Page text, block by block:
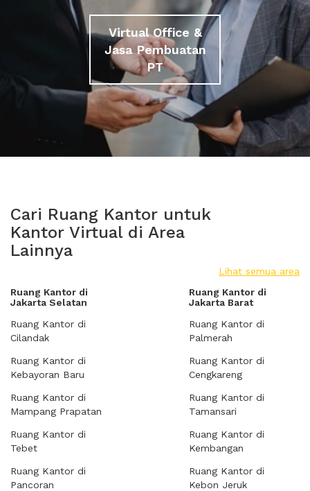
Virtual Office &
Jasa Pembuatan
PT
Cari Ruang Kantor untuk
Kantor Virtual di Area
Lainnya
Lihat semua area
Ruang Kantor di
Jakarta Selatan
Ruang Kantor di
Cilandak
Ruang Kantor di
Kebayoran Baru
Ruang Kantor di
Mampang Prapatan
Ruang Kantor di
Tebet
Ruang Kantor di
Pancoran
Ruang Kantor di
Jakarta Barat
Ruang Kantor di
Palmerah
Ruang Kantor di
Cengkareng
Ruang Kantor di
Tamansari
Ruang Kantor di
Kembangan
Ruang Kantor di
Kebon Jeruk